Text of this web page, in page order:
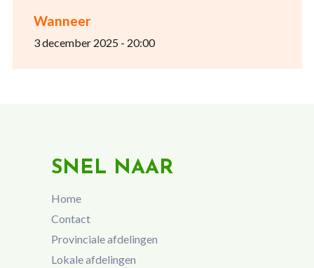
Wanneer
3 december 2025 - 20:00
SNEL NAAR
Home
Contact
Provinciale afdelingen
Lokale afdelingen